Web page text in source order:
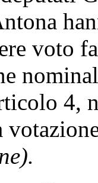
voto
4,